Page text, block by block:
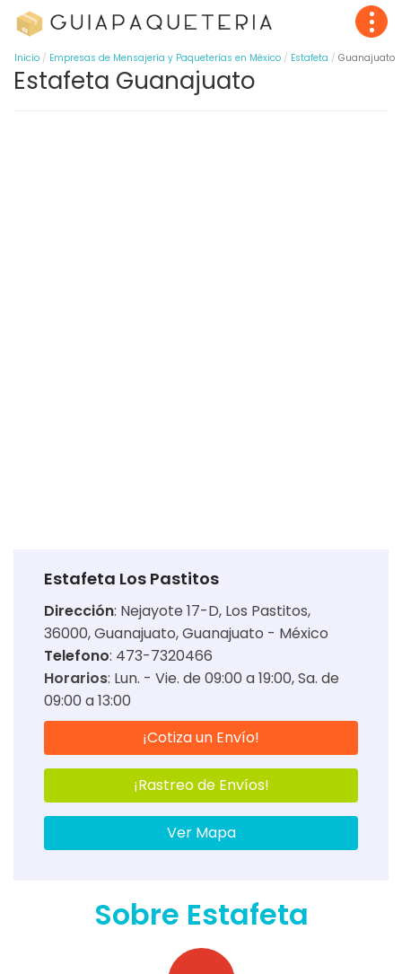
Inicio Empresas de Mensajería y Paqueterías en México Estafeta Guanajuato
Estafeta Guanajuato
Estafeta Los Pastitos
Dirección: Nejayote 17-D, Los Pastitos,
36000, Guanajuato, Guanajuato - México
Telefono: 473-7320466
Horarios: Lun. - Vie. de 09:00 a 19:00 Sa. de
09:00 a 13:00
¡Cotiza un Envío!
¡Rastreo de Envíos!
Ver Mapa
Sobre Estafeta